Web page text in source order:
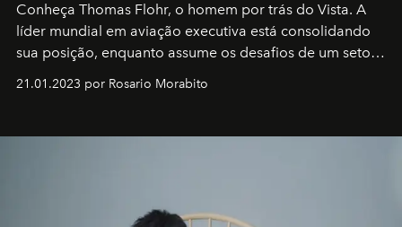
Conheça Thomas Flohr, o homem por trás do Vista. A
líder mundial em aviação executiva está consolidando
sua posição, enquanto assume os desafios de um setor
em rápida evolução e redefinindo o conceito de luxo
21.01.2023 por Rosario Morabito